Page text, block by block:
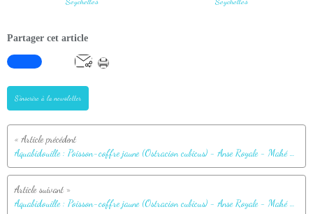
Partager cet article
S'inscrire à la newsletter
Aquabidouille : Poisson-coffre jaune (Ostracion cubicus) - Anse Royale - Mahé - Seychelles
Aquabidouille : Poisson-coffre jaune (Ostracion cubicus) - Anse Royale - Mahé - Seychelles